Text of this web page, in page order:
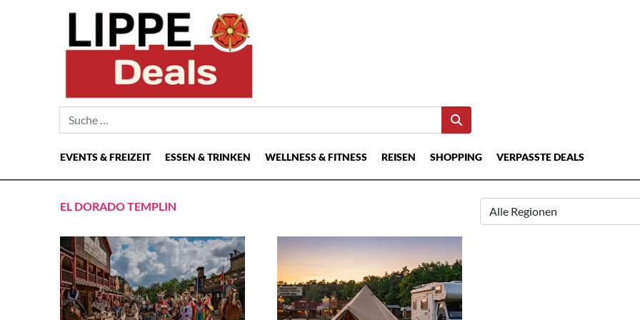
Suche nach:
Hauptnavigation
EVENTS & FREIZEIT ESSEN & TRINKEN WELLNESS & FITNESS REISEN SHOPPING VERPASSTE DEALS
EL DORADO TEMPLIN